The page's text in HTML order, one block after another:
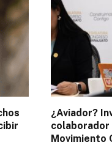
¿Aviador?
colaborador
Movimiento